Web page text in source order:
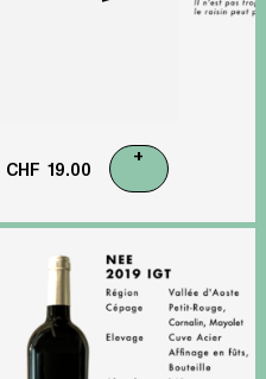
CHF 19.00
+